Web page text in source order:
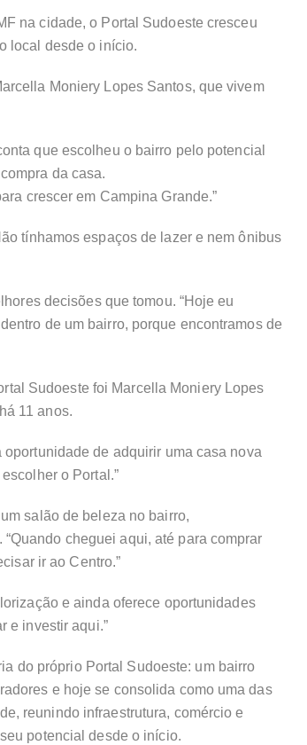
na cidade, o Portal Sudoeste cresceu
local desde o início.
Moniery Lopes Santos, que vivem
que escolheu o bairro pelo potencial
da casa.
crescer em Campina Grande.”
tínhamos espaços de lazer e nem ônibus
decisões que tomou. “Hoje eu
de um bairro, porque encontramos de
Sudoeste foi Marcella Moniery Lopes
11 anos.
de adquirir uma casa nova
o Portal.”
salão de beleza no bairro,
cheguei aqui, até para comprar
ir ao Centro.”
e ainda oferece oportunidades
e investir aqui.”
do próprio Portal Sudoeste: um bairro
e hoje se consolida como uma das
reunindo infraestrutura, comércio e
potencial desde o início.